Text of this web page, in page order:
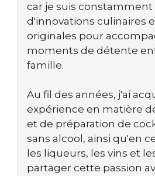
car je suis
d'innovations culinaires
originales pour
moments de détente
famille.
Au fil des années, j'ai
expérience en matière
et de préparation de
sans alcool, ainsi qu'en
les liqueurs, les vins et
partager cette passion